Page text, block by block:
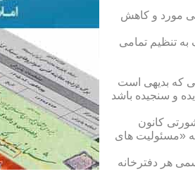
بی مورد و کاهش
تنظیم تمامی
که بدیهی است
و سنجیده باشد
کانون
می کند که همه «مسئولیت های
باشد.طبق ماده ۳ قانون دفاتر اسناد رسمی هر دفترخانه